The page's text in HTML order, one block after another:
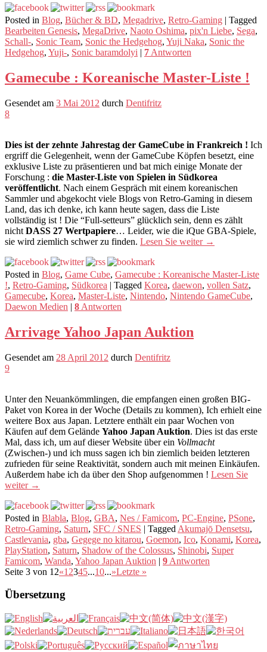
Posted in Blog, Bücher & BD, Megadrive, Retro-Gaming | Tagged
Bearbeiten Genesis, MegaDrive, Naoto Oshima, pix'n Liebe, Sega,
Schall-, Sonic Team, Sonic the Hedgehog, Yuji Naka, Sonic the
Hedgehog, Yuji-, Sonic baramdolyi | 7 Antworten
Gamecube : Koreanische Master-Liste !
Gesendet am 3 Mai 2012 durch Dentifritz
8
Dies ist der zehnte Jahrestag der GameCube in Frankreich ! Ich
ergriff die Gelegenheit, wenn der GameCube Köpfen besetzt, eine
exklusive Liste zu präsentieren und bat mich einige Monate der
Forschung : die Master-Liste von Spielen in Südkorea
veröffentlicht. Nach einem Gespräch mit einem koreanischen
Sammler und abgekocht viele Blogs von Retro-Gaming in diesem
Land, das ich denke, ich kann heute sagen, dass die Liste
vollständig ist ! Die “Full-setteurs” glücklich sein, denn es zählt
nicht DASS 27 Wertpapiere… Leider, wie die iQue GBA-Spiele,
sie wird ziemlich schwer zu finden. Lesen Sie weiter →
Posted in Blog, Game Cube, Gamecube : Koreanische Master-Liste
!, Retro-Gaming, Südkorea | Tagged Korea, daewon, vollen Satz,
Gamecube, Korea, Master-Liste, Nintendo, Nintendo GameCube,
Daewon Medien | 8 Antworten
Arrivage Yahoo Japan Auktion
Gesendet am 28 April 2012 durch Dentifritz
9
Unter den Neuankömmlingen, die empfangen einen großen BIG-
Paket von Korea in der Woche (Details zu kommen), Ich erhielt eine
weitere Box aus Japan. Letztere enthält ein paar Wochen von
Käufen auf dem Gelände Yahoo Japan Auktion. Dies ist das erste
Mal, dass ich, um auf dieser Website über ein Vollmacht
(Zwischen-) und ich muss sagen ich bin ziemlich beiden letzteren
zufrieden für seine Reaktivität, sondern auch mit meinen Einkäufen.
Außerdem habe ich da über den Shop aufgenommen ! Lesen Sie
weiter →
Posted in Blabla, Blog, GBA, Nes / Famicom, PC-Engine, PSone,
Retro-Gaming, Saturn, SFC / SNES | Tagged Akumajō Densetsu,
Castlevania, gba, Gegege no kitarou, Goemon, Ico, Konami, Korea,
PlayStation, Saturn, Shadow of the Colossus, Shinobi, Super
Famicom, Wanda, Yahoo Japan Auktion | 9 Antworten
Seite 3 von 12«1 2345...10...»Letzte »
Übersetzung